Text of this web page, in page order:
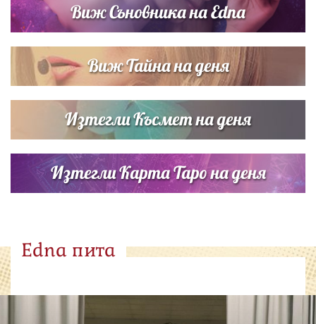
Виж Съновника на Edna
Виж Тайна на деня
Изтегли Късмет на деня
Изтегли Карта Таро на деня
Edna пита